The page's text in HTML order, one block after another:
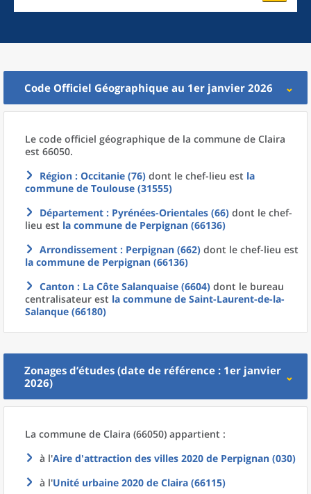
Code Officiel Géographique au 1er janvier 2026
Le code officiel géographique de la commune de Claira
est 66050.
Région : Occitanie (76) dont le chef-lieu est la
commune de Toulouse (31555)
Département : Pyrénées-Orientales (66) dont le chef-
lieu est la commune de Perpignan (66136)
Arrondissement : Perpignan (662) dont le chef-lieu est
la commune de Perpignan (66136)
Canton : La Côte Salanquaise (6604) dont le bureau
centralisateur est la commune de Saint-Laurent-de-la-
Salanque (66180)
Zonages d’études (date de référence : 1er janvier
2026)
La commune de Claira (66050) appartient :
à l'Aire d'attraction des villes 2020 de Perpignan (030)
à l'Unité urbaine 2020 de Claira (66115)